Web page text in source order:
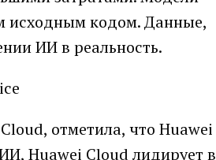
исходным кодом. Данные,
ИИ в реальность.
отметила, что Huawei
Huawei Cloud лидирует в